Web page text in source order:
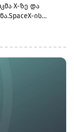
X-ზე და
ის
კვადრატულ
ჩიპების